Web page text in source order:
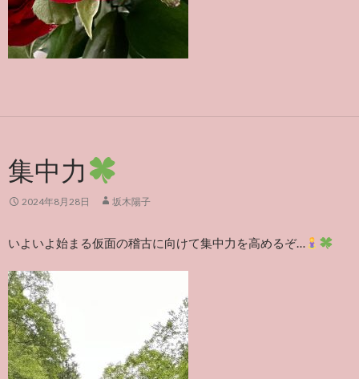
集中力
2024年8月28日 坂木陽子
いよいよ始まる仮面の稽古に向けて集中力を高めるぞ…